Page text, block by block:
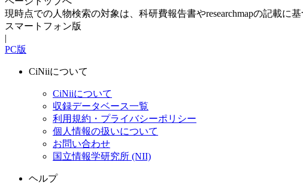
現時点での人物検索の対象は、科研費報告書やresearchmapの記載に
スマートフォン版
|
PC版
CiNiiについて
CiNiiについて
収録データベース一覧
利用規約・プライバシーポリシー
個人情報の扱いについて
お問い合わせ
国立情報学研究所 (NII)
ヘルプ